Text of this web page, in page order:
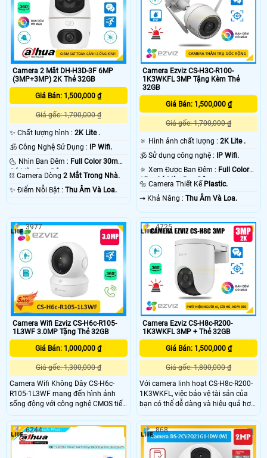
Camera 2 Mắt DH-H3D-3F 6MP
(3MP+3MP) 2K Thẻ 32GB
Giá Bán: 1,500,000 ₫
Giá gốc: 1,700,000 ₫
✨ Chất lượng hình : 2K Lite .
🕉️ Công Nghệ Sử Dụng : IP Wifi.
🌜 Nhìn Ban Đêm : Full Color 30m
Có Màu Ban Ðêm.
⛓ Camera Dòng 2 Mắt Trong Nhà.
️✨ Điểm Nỗi Bật : Thu Âm Và Loa.
Camera Ezviz CS-H3C-R100-
1K3WKFL 3MP Tặng Kèm Thẻ
32GB
Giá Bán: 1,500,000 ₫
Giá gốc: 1,700,000 ₫
🔅 Hình ảnh chất lượng :2K Lite .
🕉️ Sử dụng công nghệ : IP Wifi.
🔅 Xem Được Ban Đêm : Full Color
15m Có Màu Ban Ðêm.
🔩 Camera Thiết Kế Plastic.
️⇝ Khả Năng :Thu Âm Và Loa.
Camera Wifi Ezviz CS-H6c-R105-
1L3WF 3.0MP Tặng Thẻ 32GB
Giá Bán: 1,000,000 ₫
Giá gốc: 1,300,000 ₫
Camera Wifi Không Dây CS-H6c-
R105-1L3WF mang đến hình ảnh
sống động với công nghệ CMOS tiết
kiệm năng lượng có phát hiện
chuyển động thông minh, hình dáng
người, xem ban đêm 10m Hồng
Ngoại lưu độc lập trên thẻ nhớ. Chip
hình ảnh 3.0 MP, tiết kiệm chi phí với
3977
Camera Ezviz CS-H8c-R200-
1K3WKFL 3MP + Thẻ 32GB
Giá Bán: 1,500,000 ₫
Giá gốc: 1,800,000 ₫
Với camera linh hoạt CS-H8c-R200-
1K3WKFL, việc bảo vệ tài sản của
bạn có thể dễ dàng và hiệu quả hơn
bao giờ hết. Từ ban ngày đến ban
đêm, bạn có thể tận hưởng góc nhìn
rõ ràng và toàn diện của không gian
ngoại vi của mình - cho dù đó là nhà
của bạn hay doanh nghiệp của bạn
4725
6244 868